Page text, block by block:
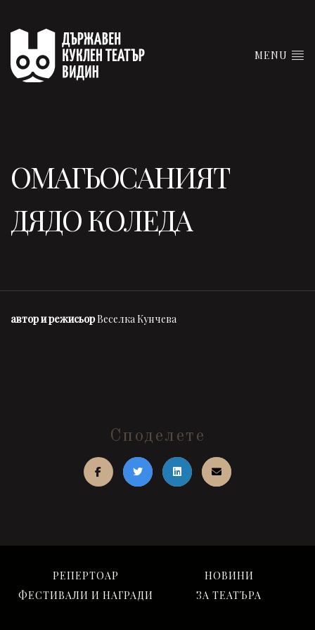
MENU
ОМАГЬОСАНИЯТ
ДЯДО КОЛЕДА
автор и режисьорВеселка Кунчева
Споделете
РЕПЕРТОАР
НОВИНИ
ФЕСТИВАЛИ И НАГРАДИ
ЗА ТЕАТЪРА